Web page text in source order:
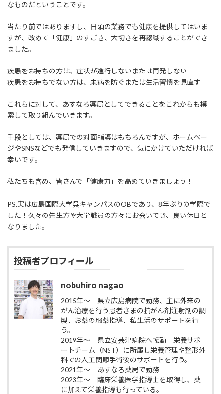
なものだということです。
当たり前ではありますし、日頃の業務でも健康を提供してはいま
すが、改めて「健康」のすごさ、大切さを再認識することができ
ました。
疾患をお持ちの方は、症状が進行しないまたは再発しない
疾患をお持ちでない方は、未病を防ぐまたは生活習慣を見直す
これらに対して、あすなろ薬局としてできることをこれからも模
索して取り組んでいきます。
手段としては、薬局での対面指導はもちろんですが、ホームペー
ジやSNSなどでも発信していきますので、気にかけていただければ
幸いです。
私たちも含め、皆さんで「健康力」を高めていきましょう！
PS.実は広島国際大学呉キャンパスのOBであり、8年ぶりの学際で
した！久々の先生方や大学職員の方々にお会いでき、良い休日と
なりました。
投稿者プロフィール
nobuhiro nagao
2015年～ 県立広島病院で勤務、主に外来の
がん治療を行う患者さまの抗がん剤注射剤の調
製、お薬の服薬指導、私生活のサポートを行
う。
2019年～ 県立安芸津病院へ転勤 栄養サポ
ートチーム（NST）に所属し栄養管理や整形外
科での人工関節手術後のサポートを行う。
2021年～ あすなろ薬局で勤務
2023年～ 臨床栄養医学指導士を取得し、薬
に加えて栄養指導も行っている。